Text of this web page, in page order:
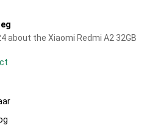
about the Xiaomi Redmi A2 32GB